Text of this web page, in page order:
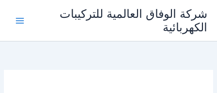
المحتوى
شركة الوفاق العالمية للتركيبات
الكهربائية